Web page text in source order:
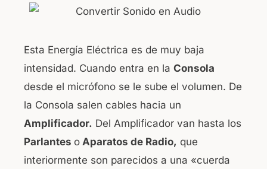
Esta Energía Eléctrica es de muy baja
intensidad. Cuando entra en la Consola
desde el micrófono se le sube el volumen. De
la Consola salen cables hacia un
Amplificador. Del Amplificador van hasta los
Parlantes o Aparatos de Radio, que
interiormente son parecidos a una «cuerda